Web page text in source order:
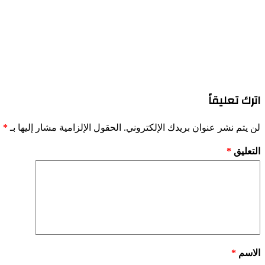
اترك تعليقاً
لن يتم نشر عنوان بريدك الإلكتروني. الحقول الإلزامية مشار إليها بـ *
التعليق *
الاسم *